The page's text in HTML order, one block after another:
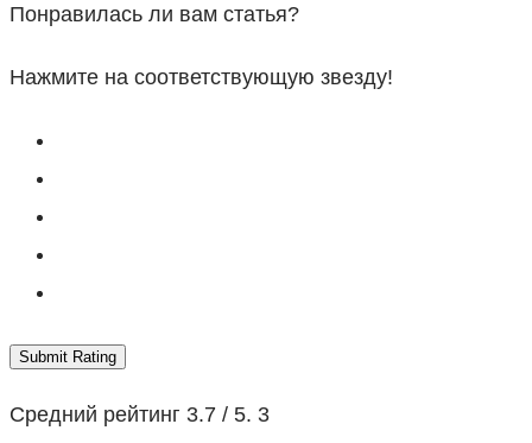
Понравилась ли вам статья?
Нажмите на соответствующую звезду!
Submit Rating
Средний рейтинг 3.7 / 5. 3